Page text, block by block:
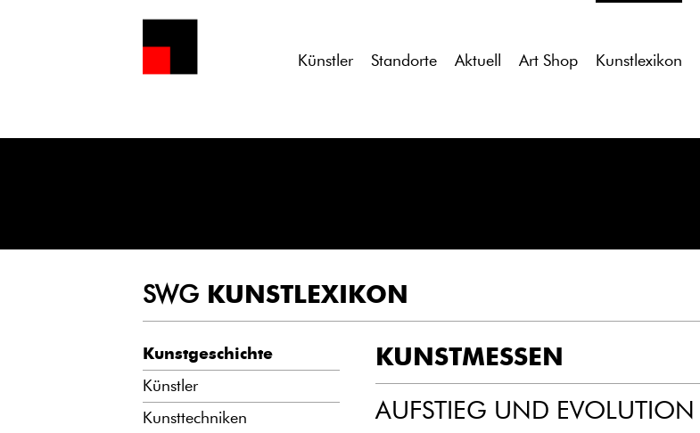
Künstler Standorte Aktuell Art Shop Kunstlexikon
SWG KUNSTLEXIKON
Kunstgeschichte
Künstler
Kunsttechniken
KUNSTMESSEN
AUFSTIEG UND EVOLUTION